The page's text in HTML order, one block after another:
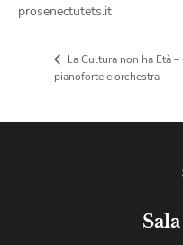
prosenectutets.it
La Cultura non ha Età
pianoforte e orchestra